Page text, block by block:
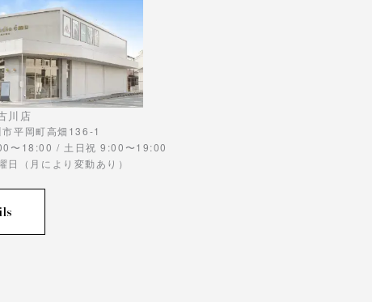
川店
平岡町高畑136-1
〜18:00 / 土日祝 9:00〜19:00
日（月により変動あり）